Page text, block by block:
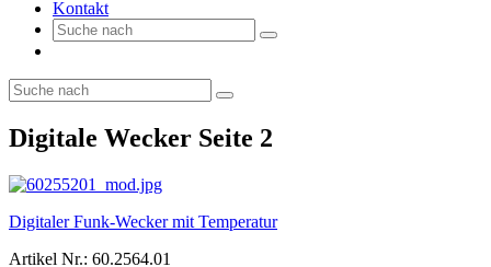
Kontakt
Digitale Wecker Seite 2
Digitaler Funk-Wecker mit Temperatur
Artikel Nr.: 60.2564.01